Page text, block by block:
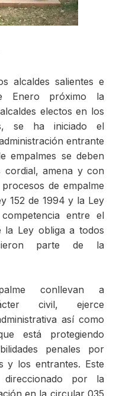
ma
alcaldes salientes e
Enero próximo la
electos en los
se ha iniciado el
entrante
empalmes se deben
cordial, amena y con
de empalme
152 de 1994 y la Ley
entre el
la Ley obliga a todos
parte de la
conllevan a
civil, ejerce
así como
está protegiendo
penales por
y los entrantes. Este
por la
en la circular 035